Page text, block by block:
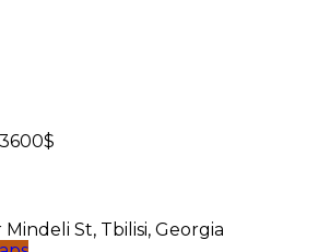
Mindeli St, Tbilisi, Georgia